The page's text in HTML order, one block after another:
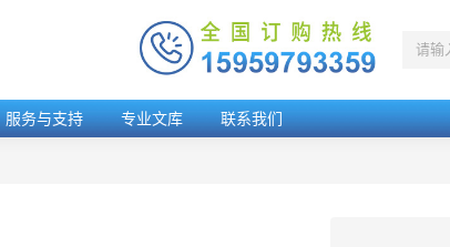
服务与支持 专业文库 联系我们